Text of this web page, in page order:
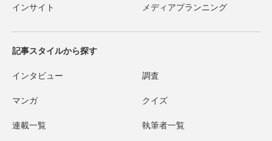
インサイト メディアプランニング
記事スタイルから探す
インタビュー 調査
マンガ クイズ
連載一覧 執筆者一覧